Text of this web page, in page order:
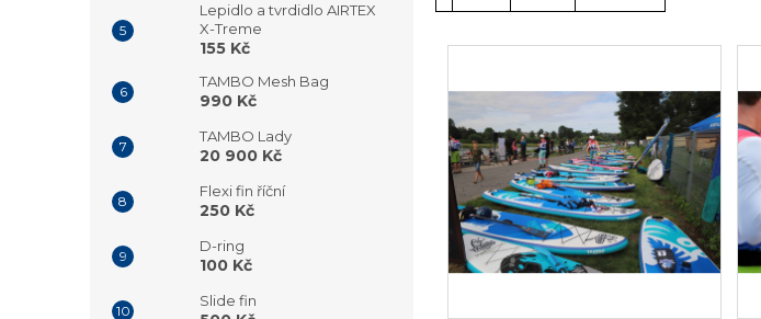
Lepidlo a tvrdidlo AIRTEX
X-Treme
155 Kč
TAMBO Mesh Bag
990 Kč
TAMBO Lady
20 900 Kč
Flexi fin říční
250 Kč
D-ring
100 Kč
Slide fin